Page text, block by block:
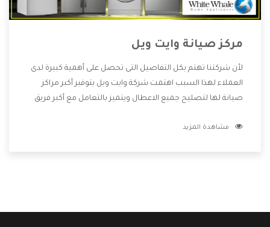
مركز صيانة وايت ويل
لأن شركتنا تهتم بكل التفاصيل التى تحصل على أهمية كبيرة لدى
العملاء لهذا السبب اهتمت شركة وايت ويل بتوفير أكبر مراكز
صيانة لها لتصليح جميع الاعطال ويتميز بالتعامل مع أكبر فريق
مكانتنا وعلى عملاءنا الكرام .
مشاهدة المزيد